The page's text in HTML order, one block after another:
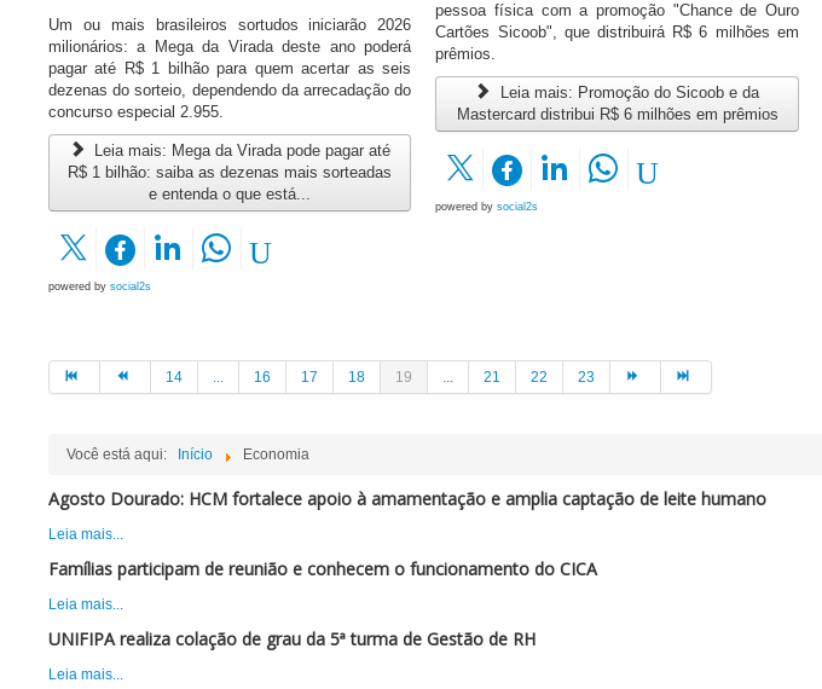
Um ou mais brasileiros sortudos iniciarão 2026
milionários: a Mega da Virada deste ano poderá
pagar até R$ 1 bilhão para quem acertar as seis
dezenas do sorteio, dependendo da arrecadação do
concurso especial 2.955.
Leia mais: Mega da Virada pode pagar até
R$ 1 bilhão: saiba as dezenas mais sorteadas
e entenda o que está...
powered by social2s
pessoa física com a promoção "Chance de Ouro
Cartões Sicoob", que distribuirá R$ 6 milhões em
prêmios.
Leia mais: Promoção do Sicoob e da
Mastercard distribui R$ 6 milhões em prêmios
powered bysocial2s
14 ... 16 17 18 19 ... 21 22 23
Você está aqui: Início Economia
Agosto Dourado: HCM fortalece apoio à amamentação e amplia captação de leite humano
Leia mais...
Famílias participam de reunião e conhecem o funcionamento do CICA
Leia mais...
UNIFIPA realiza colação de grau da 5ª turma de Gestão de RH
Leia mais...